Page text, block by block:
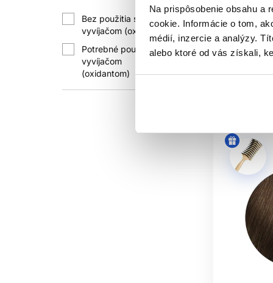
Na prispôsobenie obsahu a
cookie. Informácie o tom,
médií, inzercie a analýzy.
alebo ktoré od vás získali,
Pred službou si zapíšte použitú
zopakovať alebo
Pri korekcii, neznámej histórii, veľmi
MÔŽEM
Iba ak to
Bez použitia s
vyvíjačom (oxidantom)
9
Potrebné použitie s
vyvíjačom
(oxidantom)
L'Oréal
Oxidačné
11.50 €